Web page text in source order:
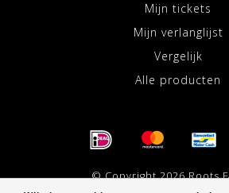
Mijn tickets
Mijn verlanglijst
Vergelijk
Alle producten
© Copyright 2026 Roots